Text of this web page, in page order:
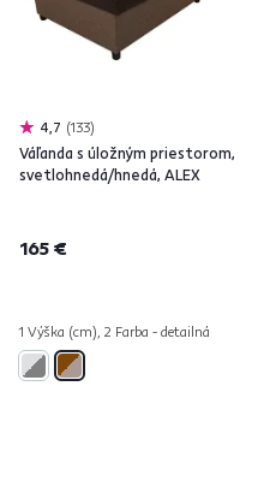
4,7 133
Váľanda s úložným priestorom,
svetlohnedá/hnedá, ALEX
165 €
1 Výška (cm), 2 Farba - detailná